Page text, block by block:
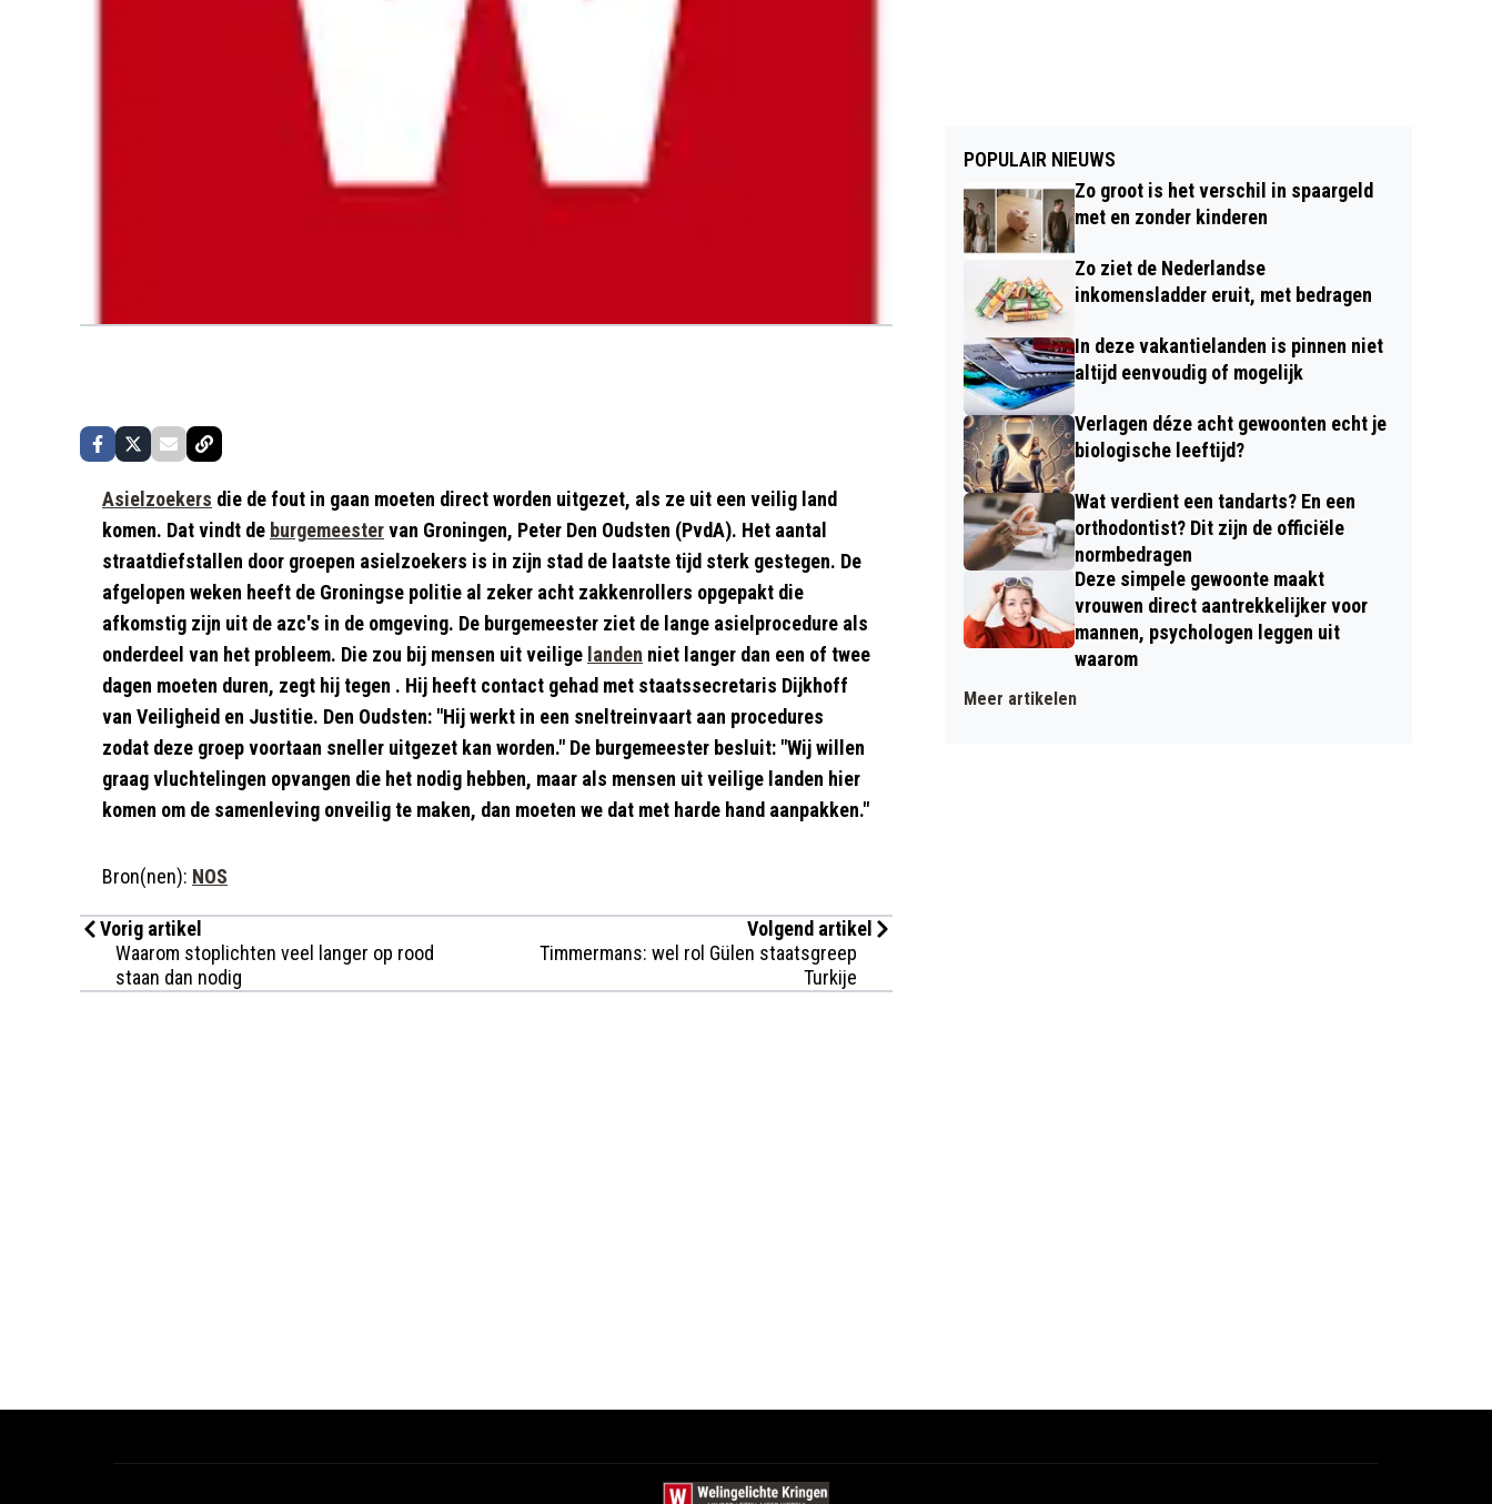
Asielzoekers die de fout in gaan moeten direct worden uitgezet, als ze uit een veilig land
komen. Dat vindt de burgemeestervan Groningen, Peter Den Oudsten (PvdA). Het aantal
straatdiefstallen door groepen asielzoekers is in zijn stad de laatste tijd sterk gestegen. De
afgelopen weken heeft de Groningse politie al zeker acht zakkenrollers opgepakt die
afkomstig zijn uit de azc's in de omgeving. De burgemeester ziet de lange asielprocedure als
onderdeel van het probleem. Die zou bij mensen uit veilige landen niet langer dan een of twee
dagen moeten duren, zegt hij tegen . Hij heeft contact gehad met staatssecretaris Dijkhoff
van Veiligheid en Justitie. Den Oudsten: "Hij werkt in een sneltreinvaart aan procedures
zodat deze groep voortaan sneller uitgezet kan worden." De burgemeester besluit: "Wij willen
graag vluchtelingen opvangen die het nodig hebben, maar als mensen uit veilige landen hier
komen om de samenleving onveilig te maken, dan moeten we dat met harde hand aanpakken."
Bron(nen): NOS
Vorig artikel
Waarom stoplichten veel langer op rood
staan dan nodig
Volgend artikel
Timmermans: wel rol Gülen staatsgreep
Turkije
POPULAIR NIEUWS
Zo groot is het verschil in spaargeld
met en zonder kinderen
Zo ziet de Nederlandse
inkomensladder eruit, met bedragen
In deze vakantielanden is pinnen niet
altijd eenvoudig of mogelijk
Verlagen déze acht gewoonten echt je
biologische leeftijd?
Wat verdient een tandarts? En een
orthodontist? Dit zijn de officiële
normbedragen
Deze simpele gewoonte maakt
vrouwen direct aantrekkelijker voor
mannen, psychologen leggen uit
waarom
Meer artikelen